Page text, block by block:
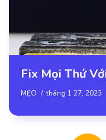
Fix Mọi Thứ
MẸO tháng 1 27, 2023